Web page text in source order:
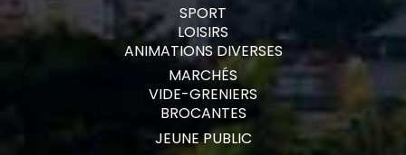
SPORT
LOISIRS
ANIMATIONS DIVERSES
MARCHÉS
VIDE-GRENIERS
BROCANTES
JEUNE PUBLIC